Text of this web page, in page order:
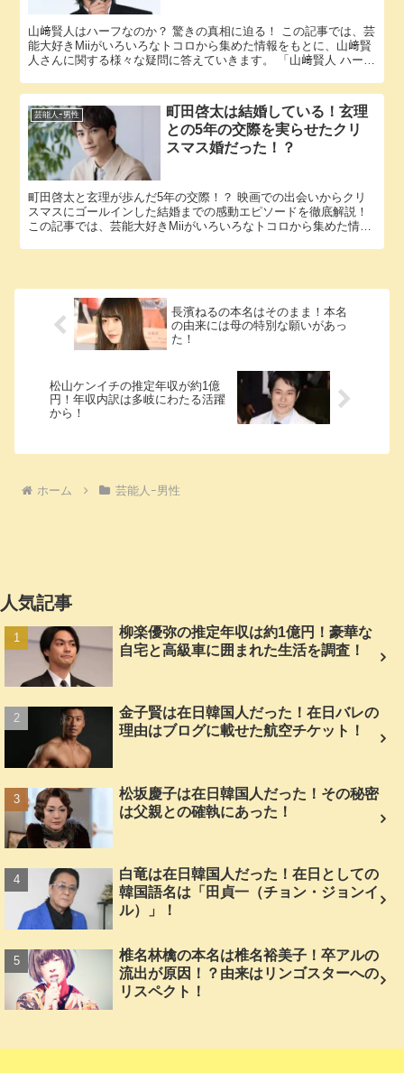
山﨑賢人はハーフなのか？ 驚きの真相に迫る！ この記事では、芸
能大好きMiiがいろいろなトコロから集めた情報をもとに、山﨑賢
人さんに関する様々な疑問に答えていきます。 「山﨑賢人 ハー
芸能人ｰ男性
町田啓太は結婚している！玄理
との5年の交際を実らせたクリ
スマス婚だった！？
町田啓太と玄理が歩んだ5年の交際！？ 映画での出会いからクリ
スマスにゴールインした結婚までの感動エピソードを徹底解説！
この記事では、芸能大好きMiiがいろいろなトコロから集めた情報
長濱ねるの本名はそのまま！本名
の由来には母の特別な願いがあっ
た！
松山ケンイチの推定年収が約1億
円！年収内訳は多岐にわたる活躍
から！
ホーム 芸能人ｰ男性
人気記事
柳楽優弥の推定年収は約1億円！豪華な
自宅と高級車に囲まれた生活を調査！
金子賢は在日韓国人だった！在日バレの
理由はブログに載せた航空チケット！
松坂慶子は在日韓国人だった！その秘密
は父親との確執にあった！
白竜は在日韓国人だった！在日としての
韓国語名は「田貞一（チョン・ジョンイ
ル）」！
椎名林檎の本名は椎名裕美子！卒アルの
流出が原因！？由来はリンゴスターへの
リスペクト！